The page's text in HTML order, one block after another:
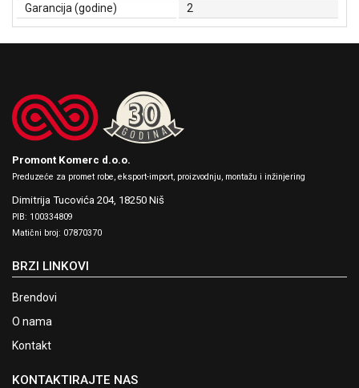
Garancija (godine)
2
Promont Komerc d.o.o.
Preduzeće za promet robe, eksport-import, proizvodnju, montažu i inžinjering
Dimitrija Tucovića 204, 18250 Niš
PIB: 100334809
Matični broj: 07870370
BRZI LINKOVI
Brendovi
O nama
Kontakt
KONTAKTIRAJTE NAS